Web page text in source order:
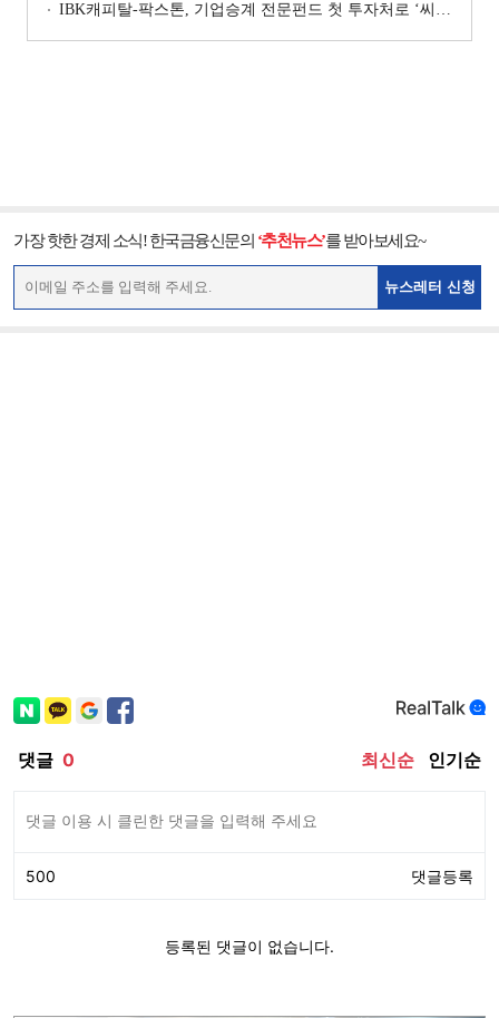
IBK캐피탈-팍스톤, 기업승계 전문펀드 첫 투자처로 ‘씨엠디기술단’ 낙점 [캐피탈사 돋보기]
가장 핫한 경제 소식! 한국금융신문의 ‘추천뉴스’를 받아보세요~
뉴스레터 신청